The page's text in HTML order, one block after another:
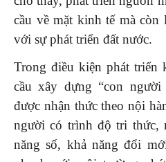
cầu về mặt kinh tế mà
với sự phát triển đất nước.
Trong điều kiện phát triển
cầu xây dựng “con
được nhận thức theo nội
người có trình độ tri thức,
năng số, khả năng đổi